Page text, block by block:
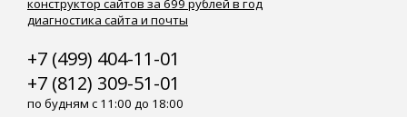
конструктор сайтов за 699 рублей в год
диагностика сайта и почты
+7 (499) 404-11-01
+7 (812) 309-51-01
по будням с 11:00 до 18:00